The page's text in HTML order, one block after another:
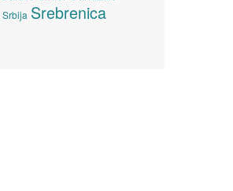
Srbija Srebrenica